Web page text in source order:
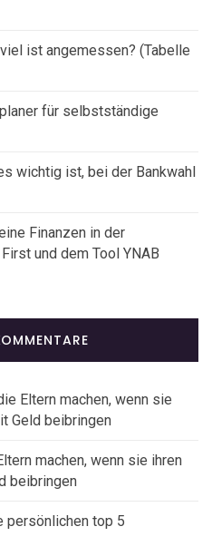
ist angemessen? (Tabelle
für selbstständige
wichtig ist, bei der Bankwahl
Finanzen in der
und dem Tool YNAB
Eltern machen, wenn sie
Geld beibringen
machen, wenn sie ihren
beibringen
persönlichen top 5